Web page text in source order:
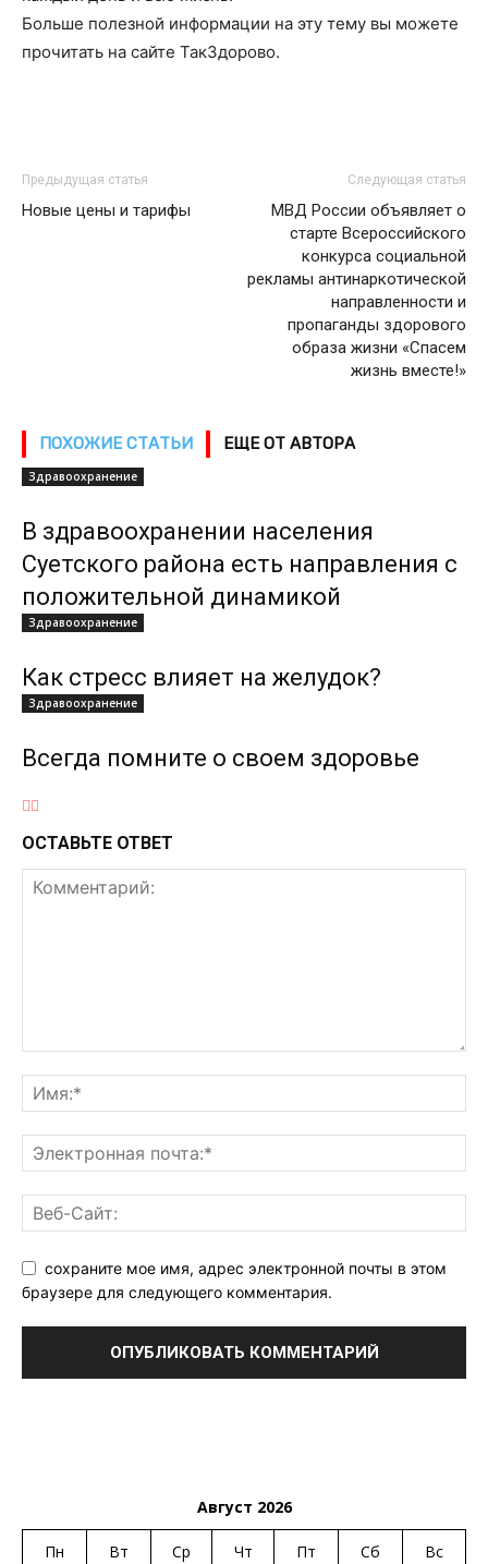
Больше полезной информации на эту тему вы можете
прочитать на сайте ТакЗдорово.
Предыдущая статья
Новые цены и тарифы
Следующая статья
МВД России объявляет о
старте Всероссийского
конкурса социальной
рекламы антинаркотической
направленности и
пропаганды здорового
образа жизни «Спасем
жизнь вместе!»
ПОХОЖИЕ СТАТЬИ ЕЩЕ ОТ АВТОРА
Здравоохранение
В здравоохранении населения
Суетского района есть направления с
положительной динамикой
Здравоохранение
Как стресс влияет на желудок?
Здравоохранение
Всегда помните о своем здоровье
ОСТАВЬТЕ ОТВЕТ
сохраните мое имя, адрес электронной почты в этом
браузере для следующего комментария.
Август 2026
Пн Вт Ср Чт Пт Сб Вс